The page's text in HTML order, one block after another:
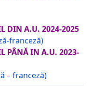
DIN A.U. 2024-2025
franceză)
PÂNĂ IN A.U. 2023-
– franceză)